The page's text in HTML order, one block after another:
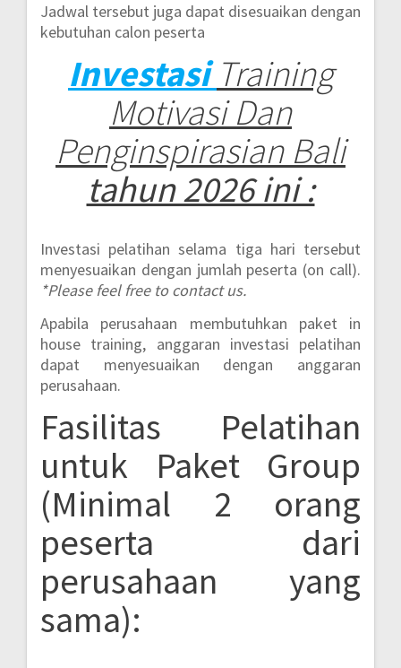
Jadwal tersebut juga dapat disesuaikan dengan
kebutuhan calon peserta
Investasi Training
Motivasi Dan
Penginspirasian Bali
tahun 2026 ini :
Investasi pelatihan selama tiga hari tersebut
menyesuaikan dengan jumlah peserta (on call).
*Please feel free to contact us.
Apabila perusahaan membutuhkan paket in
house training, anggaran investasi pelatihan
dapat menyesuaikan dengan anggaran
perusahaan.
Fasilitas Pelatihan
untuk Paket Group
(Minimal 2 orang
peserta dari
perusahaan yang
sama):